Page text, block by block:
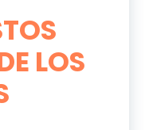
LOS